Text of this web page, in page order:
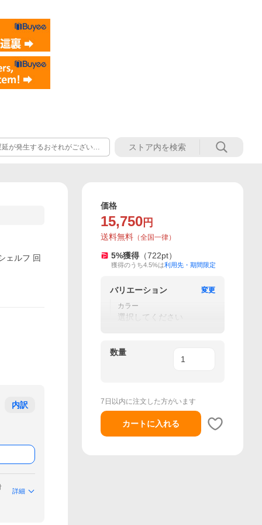
が発生するおそれがございま
しくお願い申し上げます。 詳
ェルフ 回
内訳
詳細
価格
15,750 円
送料無料 （全国一律）
5%獲得 （722pt）
獲得のうち4.5%は利用先・期間限定
バリエーション
変更
カラー
選択してください
数量
7日以内に注文した方がいます
カートに入れる